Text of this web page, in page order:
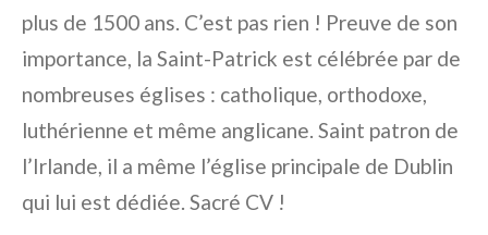
plus de 1500 ans. C’est pas rien ! Preuve de son
importance, la Saint-Patrick est célébrée par de
nombreuses églises : catholique, orthodoxe,
luthérienne et même anglicane. Saint patron de
l’Irlande, il a même l’église principale de Dublin
qui lui est dédiée. Sacré CV !